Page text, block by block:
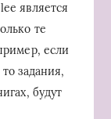
является
те
если
задания,
будут